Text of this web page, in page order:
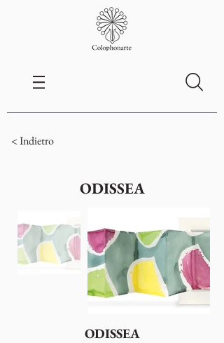
< Indietro
ODISSEA
ODISSEA